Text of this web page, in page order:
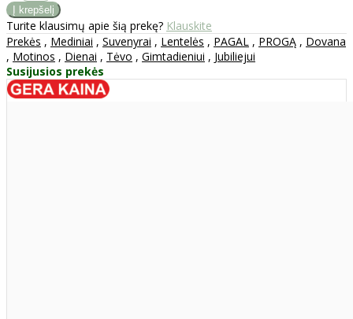
Turite klausimų apie šią prekę? Klauskite
Prekės , Mediniai , Suvenyrai , Lentelės , PAGAL , PROGĄ , Dovana
, Motinos , Dienai , Tėvo , Gimtadieniui , Jubiliejui
Susijusios prekės